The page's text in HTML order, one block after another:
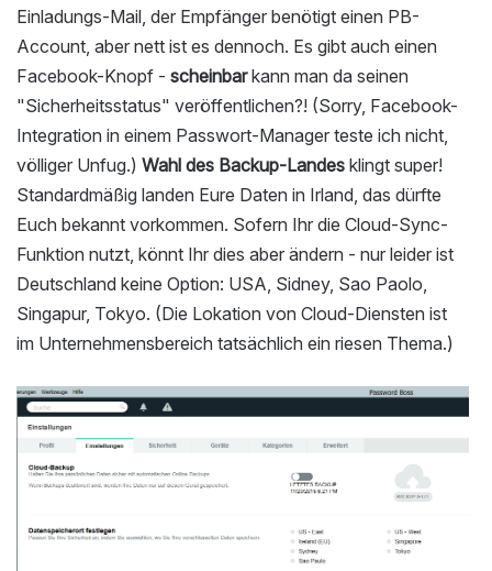
Einladungs-Mail, der Empfänger benötigt einen PB-
Account, aber nett ist es dennoch. Es gibt auch einen
Facebook-Knopf - scheinbarkann man da seinen
"Sicherheitsstatus" veröffentlichen?! (Sorry, Facebook-
Integration in einem Passwort-Manager teste ich nicht,
völliger Unfug.) Wahl des Backup-Landes klingt super!
Standardmäßig landen Eure Daten in Irland, das dürfte
Euch bekannt vorkommen. Sofern Ihr die Cloud-Sync-
Funktion nutzt, könnt Ihr dies aber ändern - nur leider ist
Deutschland keine Option: USA, Sidney, Sao Paolo,
Singapur, Tokyo. (Die Lokation von Cloud-Diensten ist
im Unternehmensbereich tatsächlich ein riesen Thema.)